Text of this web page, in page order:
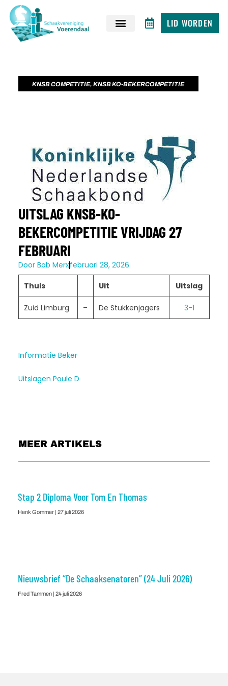
LID WORDEN
KNSB COMPETITIE, KNSB KO-BEKERCOMPETITIE
UITSLAG KNSB-KO-
BEKERCOMPETITIE VRIJDAG 27
FEBRUARI
DoorBob Merxfebruari 28, 2026
Thuis Uit Uitslag
Zuid Limburg – De Stukkenjagers 3-1
Informatie Beker
Uitslagen Poule D
MEER ARTIKELS
Stap 2 Diploma Voor Tom En Thomas
Henk Gommer 27 juli 2026
Nieuwsbrief “De Schaaksenatoren” (24 Juli 2026)
Fred Tammen 24 juli 2026